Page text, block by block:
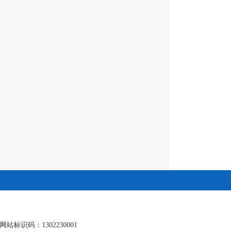
网站标识码：1302230001